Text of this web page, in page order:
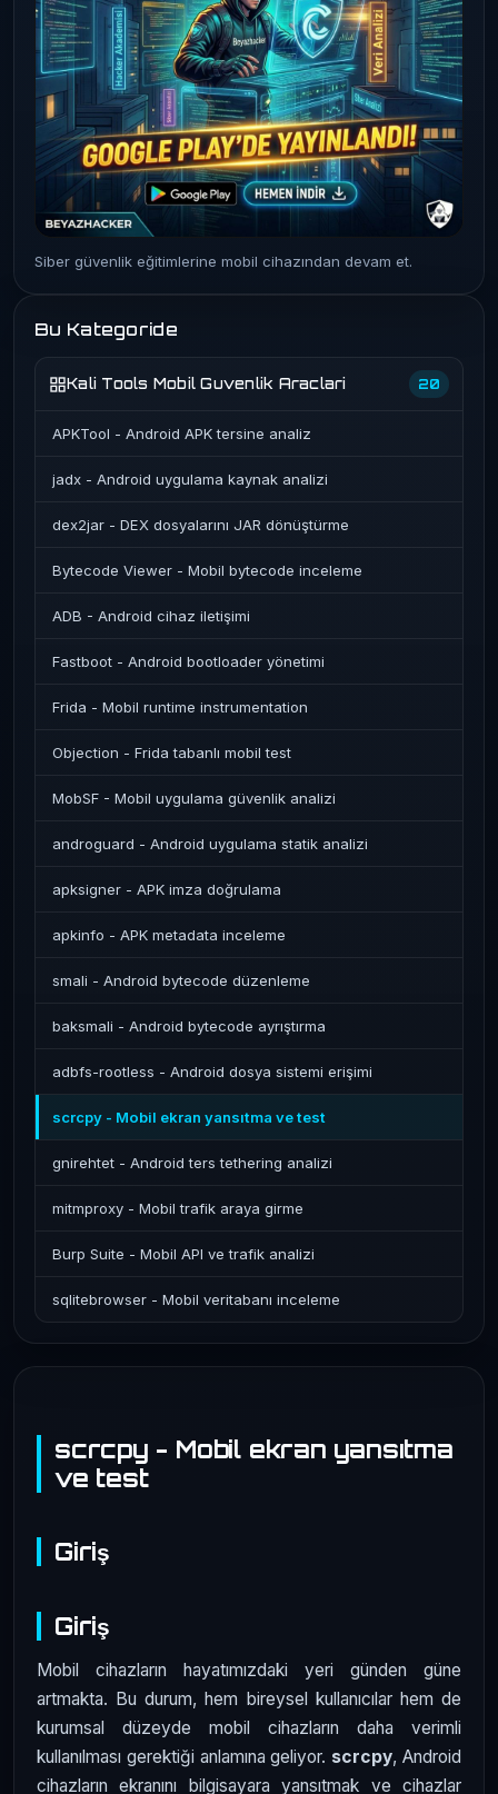
scrcpy - Mobil ekran yansıtma
ve test
Giriş
Giriş
Mobil cihazların hayatımızdaki yeri günden güne
artmakta. Bu durum, hem bireysel kullanıcılar hem de
kurumsal düzeyde mobil cihazların daha verimli
kullanılması gerektiği anlamına geliyor. scrcpy, Android
cihazların ekranını bilgisayara yansıtmak ve cihazlar
Siber güvenlik eğitimlerine mobil cihazından devam et.
Bu Kategoride
Kali Tools Mobil Guvenlik Araclari 20
APKTool - Android APK tersine analiz
jadx - Android uygulama kaynak analizi
dex2jar - DEX dosyalarını JAR dönüştürme
Bytecode Viewer - Mobil bytecode inceleme
ADB - Android cihaz iletişimi
Fastboot - Android bootloader yönetimi
Frida - Mobil runtime instrumentation
Objection - Frida tabanlı mobil test
MobSF - Mobil uygulama güvenlik analizi
androguard - Android uygulama statik analizi
apksigner - APK imza doğrulama
apkinfo - APK metadata inceleme
smali - Android bytecode düzenleme
baksmali - Android bytecode ayrıştırma
adbfs-rootless - Android dosya sistemi erişimi
scrcpy - Mobil ekran yansıtma ve test
gnirehtet - Android ters tethering analizi
mitmproxy - Mobil trafik araya girme
Burp Suite - Mobil API ve trafik analizi
sqlitebrowser - Mobil veritabanı inceleme